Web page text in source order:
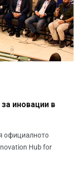
иновации в
официалното
Hub for